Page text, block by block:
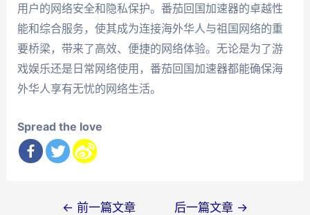
用户的网络安全和隐私保护。番茄回国加速器的卓越性
能和综合服务，使其成为连接海外华人与祖国网络的重
要桥梁，带来了高效、便捷的网络体验。无论是为了游
戏娱乐还是日常网络使用，番茄回国加速器都能确保海
外华人享有无忧的网络生活。
Spread the love
← 前一篇文章 后一篇文章 →